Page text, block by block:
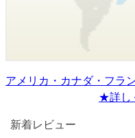
アメリカ・カナダ・フラ
★詳し
新着レビュー